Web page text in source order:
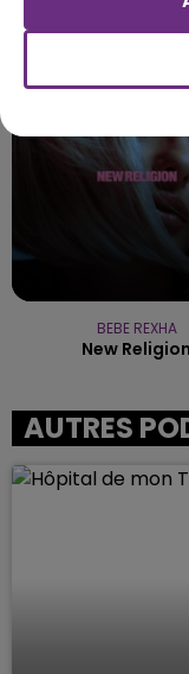
Hate That I Made
Me
13h39
13h39
BEBE REXHA
New Religion
AUTRES